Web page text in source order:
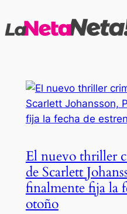
al
El nuevo thriller
de Scarlett
finalmente fija la
otoño